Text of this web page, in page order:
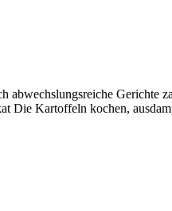
Gerichte
Die Kartoffeln kochen,